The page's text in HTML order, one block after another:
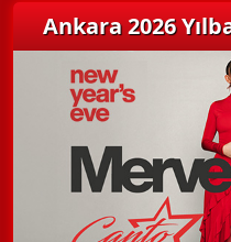
Ankara 2026